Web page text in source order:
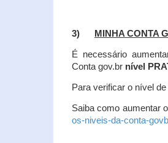
3) MINHA CONTA
É necessário
Conta gov.br nível
Para verificar o nível
Saiba como aumentar
os-niveis-da-conta-